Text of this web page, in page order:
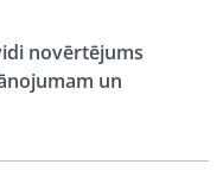
novērtējums
un